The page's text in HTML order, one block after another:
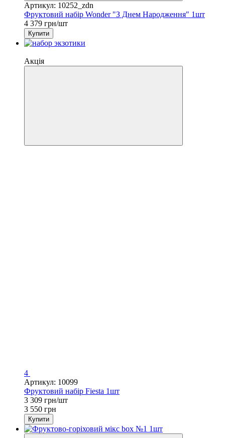
Артикул: 10252_zdn
Фруктовий набір Wonder "З Днем Народження" 1шт
4 379 грн/шт
Купити
Акція
4
Артикул: 10099
Фруктовий набір Fiesta 1шт
3 309 грн/шт
3 550 грн
Купити